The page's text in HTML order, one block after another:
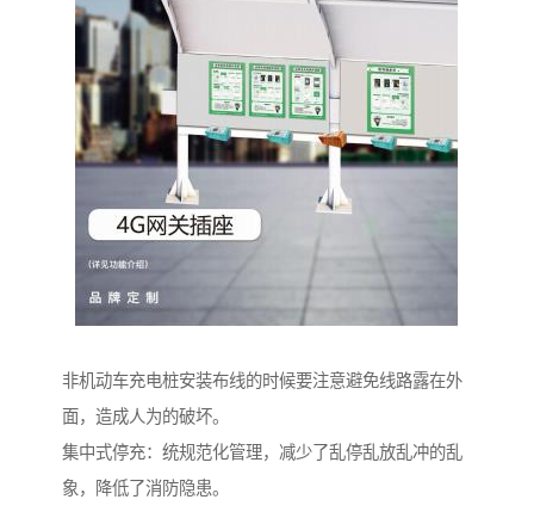
非机动车充电桩安装布线的时候要注意避免线路露在外
面，造成人为的破坏。
集中式停充：统规范化管理，减少了乱停乱放乱冲的乱
象，降低了消防隐患。